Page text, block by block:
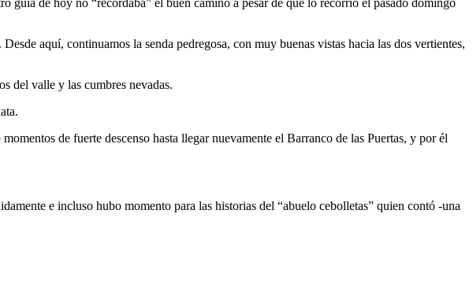
aquí, continuamos la senda pedregosa, con muy buenas vistas hacia las dos vertientes,
del valle y las cumbres nevadas.
de fuerte descenso hasta llegar nuevamente el Barranco de las Puertas, y por él
e incluso hubo momento para las historias del “abuelo cebolletas” quien contó -una